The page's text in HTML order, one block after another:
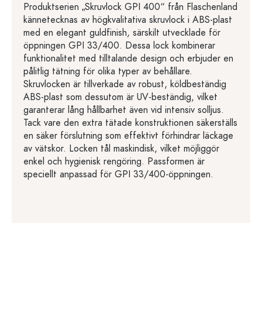
Produktserien „Skruvlock GPI 400“ från Flaschenland
kännetecknas av högkvalitativa skruvlock i ABS-plast
med en elegant guldfinish, särskilt utvecklade för
öppningen GPI 33/400. Dessa lock kombinerar
funktionalitet med tilltalande design och erbjuder en
pålitlig tätning för olika typer av behållare.
Skruvlocken är tillverkade av robust, köldbeständig
ABS-plast som dessutom är UV-beständig, vilket
garanterar lång hållbarhet även vid intensiv solljus.
Tack vare den extra tätade konstruktionen säkerställs
en säker förslutning som effektivt förhindrar läckage
av vätskor. Locken tål maskindisk, vilket möjliggör
enkel och hygienisk rengöring. Passformen är
speciellt anpassad för GPI 33/400-öppningen.